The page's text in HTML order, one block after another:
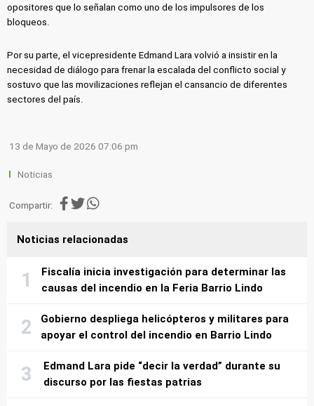
opositores que lo señalan como uno de los impulsores de los
bloqueos.
Por su parte, el vicepresidente Edmand Lara volvió a insistir en la
necesidad de diálogo para frenar la escalada del conflicto social y
sostuvo que las movilizaciones reflejan el cansancio de diferentes
sectores del país.
13 de Mayo de 2026 07:06 pm
Noticias
Compartir:
Noticias relacionadas
Fiscalía inicia investigación para determinar las
causas del incendio en la Feria Barrio Lindo
Gobierno despliega helicópteros y militares para
apoyar el control del incendio en Barrio Lindo
Edmand Lara pide “decir la verdad” durante su
discurso por las fiestas patrias